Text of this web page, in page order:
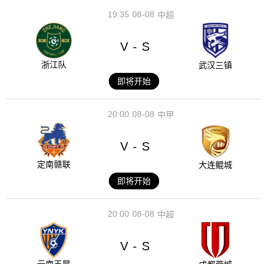
08-08
19:35 中超
浙江队
V - S
武汉三镇
即将开始
08-08
20:00 中甲
定南赣联
V - S
大连鲲城
即将开始
08-08
20:00 中超
V - S